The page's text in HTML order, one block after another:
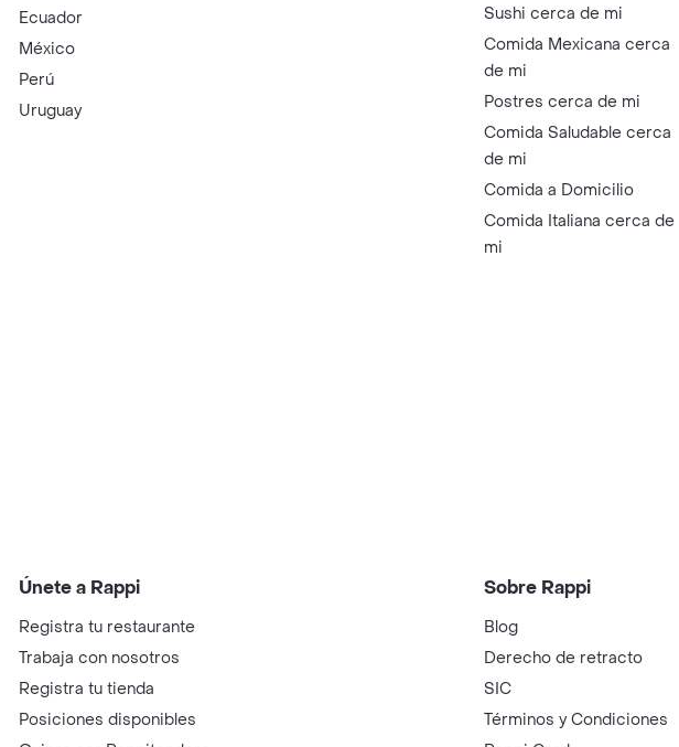
Ecuador
México
Perú
Uruguay
Sushi cerca de mi
Comida Mexicana cerca
de mi
Postres cerca de mi
Comida Saludable cerca
de mi
Comida a Domicilio
Comida Italiana cerca de
mi
Únete a Rappi
Registra tu restaurante
Trabaja con nosotros
Registra tu tienda
Posiciones disponibles
Sobre Rappi
Blog
Derecho de retracto
SIC
Términos y Condiciones